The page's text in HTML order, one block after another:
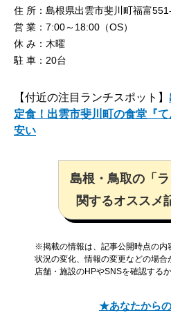
住 所：島根県出雲市斐川町福富
営 業：7:00～18:00（OS）
休 み：木曜
駐 車：20台
【付近の注目ランチスポット】
定食！出雲市斐川町の食堂『
安い
島根・鳥取の「
関するオススメ
※掲載の情報は、記事公開時点の内
状況の変化、情報の変更などの場
店舗・施設のHPやSNSを確認する
★あなたからの